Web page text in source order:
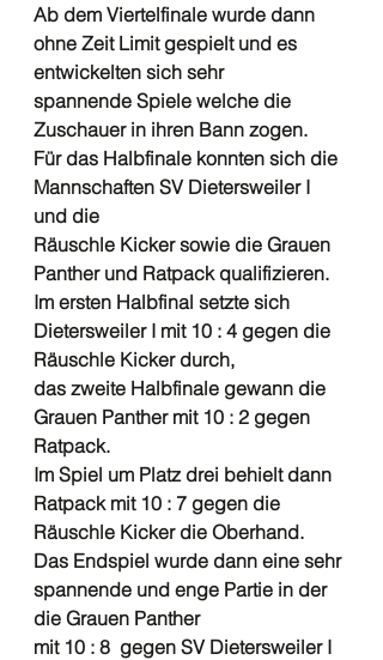
Ab dem Viertelfinale wurde dann
ohne Zeit Limit gespielt und es
entwickelten sich sehr
spannende Spiele welche die
Zuschauer in ihren Bann zogen.
Für das Halbfinale konnten sich die
Mannschaften SV Dietersweiler I
und die
Räuschle Kicker sowie die Grauen
Panther und Ratpack qualifizieren.
Im ersten Halbfinal setzte sich
Dietersweiler I mit 10 : 4 gegen die
Räuschle Kicker durch,
das zweite Halbfinale gewann die
Grauen Panther mit 10 : 2 gegen
Ratpack.
Im Spiel um Platz drei behielt dann
Ratpack mit 10 : 7 gegen die
Räuschle Kicker die Oberhand.
Das Endspiel wurde dann eine sehr
spannende und enge Partie in der
die Grauen Panther
mit 10 : 8  gegen SV Dietersweiler I